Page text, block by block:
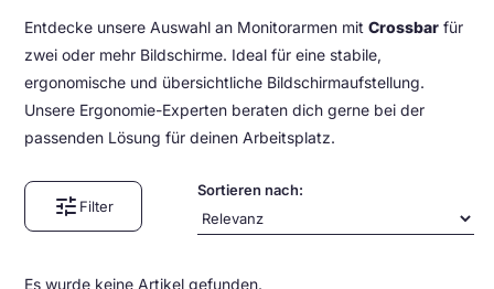
Entdecke unsere Auswahl an Monitorarmen mitCrossbar für
zwei oder mehr Bildschirme. Ideal für eine stabile,
ergonomische und übersichtliche Bildschirmaufstellung.
Unsere Ergonomie-Experten beraten dich gerne bei der
passenden Lösung für deinen Arbeitsplatz.
tune Filter
Sortieren nach:
Es wurde keine Artikel gefunden.